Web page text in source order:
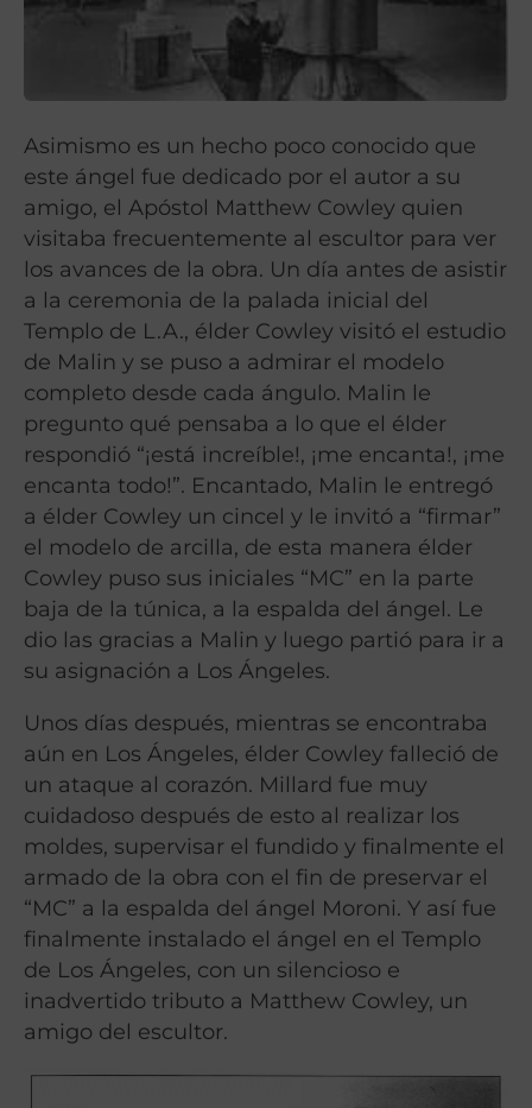
Asimismo es un hecho poco conocido que
este ángel fue dedicado por el autor a su
amigo, el Apóstol Matthew Cowley quien
visitaba frecuentemente al escultor para ver
los avances de la obra. Un día antes de asistir
a la ceremonia de la palada inicial del
Templo de L.A., élder Cowley visitó el estudio
de Malin y se puso a admirar el modelo
completo desde cada ángulo. Malin le
pregunto qué pensaba a lo que el élder
respondió “¡está increíble!, ¡me encanta!, ¡me
encanta todo!”. Encantado, Malin le entregó
a élder Cowley un cincel y le invitó a “firmar”
el modelo de arcilla, de esta manera élder
Cowley puso sus iniciales “MC” en la parte
baja de la túnica, a la espalda del ángel. Le
dio las gracias a Malin y luego partió para ir a
su asignación a Los Ángeles.
Unos días después, mientras se encontraba
aún en Los Ángeles, élder Cowley falleció de
un ataque al corazón. Millard fue muy
cuidadoso después de esto al realizar los
moldes, supervisar el fundido y finalmente el
armado de la obra con el fin de preservar el
“MC” a la espalda del ángel Moroni. Y así fue
finalmente instalado el ángel en el Templo
de Los Ángeles, con un silencioso e
inadvertido tributo a Matthew Cowley, un
amigo del escultor.